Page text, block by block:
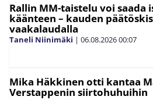
Rallin MM-taistelu voi saada
käänteen – kauden
vaakalaudalla
Taneli Niinimäki | 06.08.202600:07
Mika Häkkinen otti kantaa
Verstappenin siirtohuhuihin